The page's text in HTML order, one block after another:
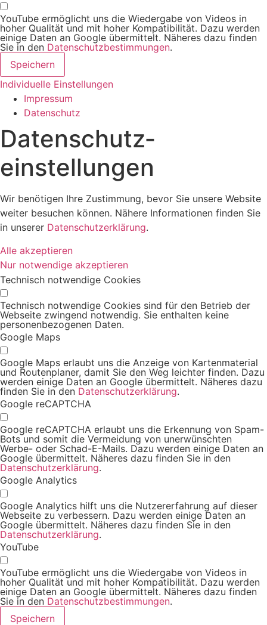
YouTube ermöglicht uns die Wiedergabe von Videos in
hoher Qualität und mit hoher Kompatibilität. Dazu werden
einige Daten an Google übermittelt. Näheres dazu finden
Sie in den Datenschutzbestimmungen.
Speichern
Individuelle Einstellungen
Impressum
Datenschutz
Datenschutz­
einstellungen
Wir benötigen Ihre Zustimmung, bevor Sie unsere Website
weiter besuchen können. Nähere Informationen finden Sie
in unserer Datenschutzerklärung.
Alle akzeptieren
Nur notwendige akzeptieren
Technisch notwendige Cookies
Technisch notwendige Cookies sind für den Betrieb der
Webseite zwingend notwendig. Sie enthalten keine
personenbezogenen Daten.
Google Maps
Google Maps erlaubt uns die Anzeige von Kartenmaterial
und Routenplaner, damit Sie den Weg leichter finden. Dazu
werden einige Daten an Google übermittelt. Näheres dazu
finden Sie in den Datenschutzerklärung.
Google reCAPTCHA
Google reCAPTCHA erlaubt uns die Erkennung von Spam-
Bots und somit die Vermeidung von unerwünschten
Werbe- oder Schad-E-Mails. Dazu werden einige Daten an
Google übermittelt. Näheres dazu finden Sie in den
Datenschutzerklärung.
Google Analytics
Google Analytics hilft uns die Nutzererfahrung auf dieser
Webseite zu verbessern. Dazu werden einige Daten an
Google übermittelt. Näheres dazu finden Sie in den
Datenschutzerklärung.
YouTube
YouTube ermöglicht uns die Wiedergabe von Videos in
hoher Qualität und mit hoher Kompatibilität. Dazu werden
einige Daten an Google übermittelt. Näheres dazu finden
Sie in den Datenschutzbestimmungen.
Speichern